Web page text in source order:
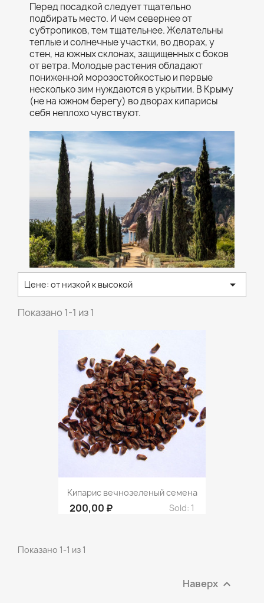
Перед посадкой следует тщательно
подбирать место. И чем севернее от
субтропиков, тем тщательнее. Желательны
теплые и солнечные участки, во дворах, у
стен, на южных склонах, защищенных с боков
от ветра. Молодые растения обладают
пониженной морозостойкостью и первые
несколько зим нуждаются в укрытии. В Крыму
(не на южном берегу) во дворах кипарисы
себя неплохо чувствуют.
Цене: от низкой к высокой 
Показано 1-1 из 1
Кипарис вечнозеленый семена
200,00 ₽ Sold: 1
Показано 1-1 из 1
Наверх 